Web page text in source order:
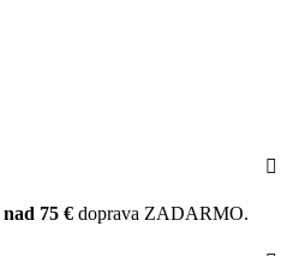
nad 75 € doprava ZADARMO.